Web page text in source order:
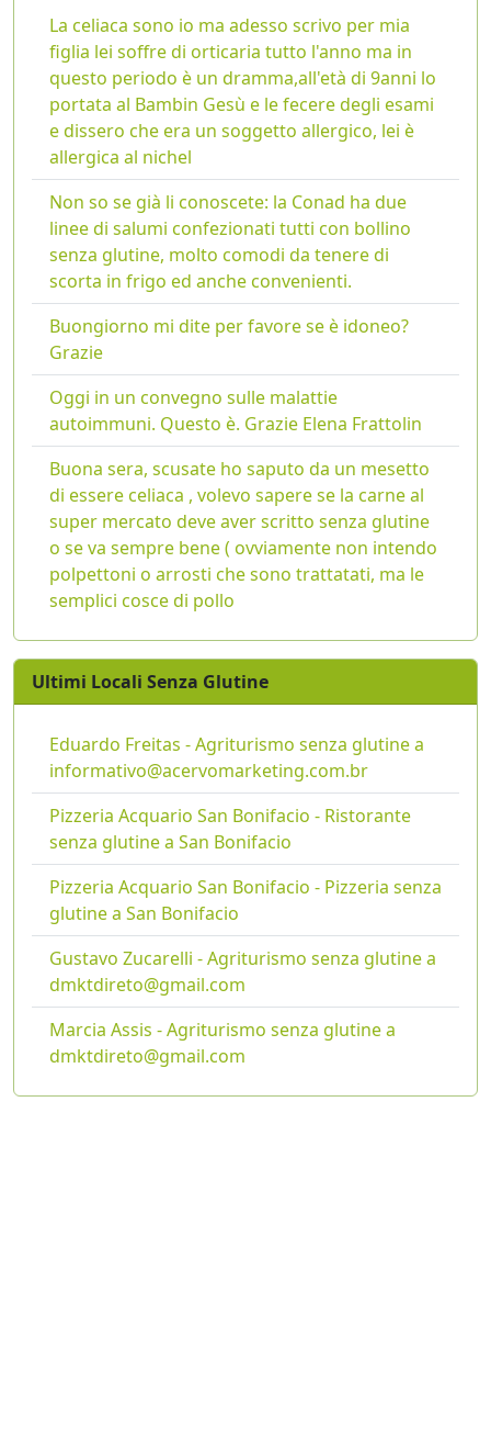
La celiaca sono io ma adesso scrivo per mia
figlia lei soffre di orticaria tutto l'anno ma in
questo periodo è un dramma,all'età di 9anni lo
portata al Bambin Gesù e le fecere degli esami
e dissero che era un soggetto allergico, lei è
allergica al nichel
Non so se già li conoscete: la Conad ha due
linee di salumi confezionati tutti con bollino
senza glutine, molto comodi da tenere di
scorta in frigo ed anche convenienti.
Buongiorno mi dite per favore se è idoneo?
Grazie
Oggi in un convegno sulle malattie
autoimmuni. Questo è. Grazie Elena Frattolin
Buona sera, scusate ho saputo da un mesetto
di essere celiaca , volevo sapere se la carne al
super mercato deve aver scritto senza glutine
o se va sempre bene ( ovviamente non intendo
polpettoni o arrosti che sono trattatati, ma le
semplici cosce di pollo
Ultimi Locali Senza Glutine
Eduardo Freitas - Agriturismo senza glutine a
informativo@acervomarketing.com.br
Pizzeria Acquario San Bonifacio - Ristorante
senza glutine a San Bonifacio
Pizzeria Acquario San Bonifacio - Pizzeria senza
glutine a San Bonifacio
Gustavo Zucarelli - Agriturismo senza glutine a
dmktdireto@gmail.com
Marcia Assis - Agriturismo senza glutine a
dmktdireto@gmail.com